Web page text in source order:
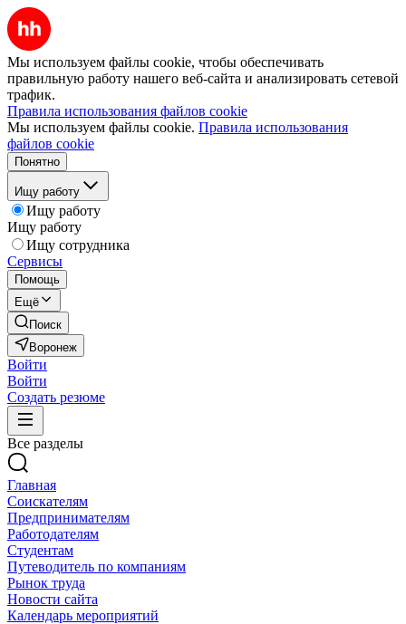
Мы используем файлы cookie, чтобы обеспечивать
правильную работу нашего веб-сайта и анализировать сетевой
трафик.
Правила использования файлов cookie
Мы используем файлы cookie. Правила использования
файлов cookie
Понятно
Ищу работу
Ищу работу
Ищу работу
Ищу сотрудника
Сервисы
Помощь
Ещё
Поиск
Воронеж
Войти
Войти
Создать резюме
Все разделы
Главная
Соискателям
Предпринимателям
Работодателям
Студентам
Путеводитель по компаниям
Рынок труда
Новости сайта
Календарь мероприятий